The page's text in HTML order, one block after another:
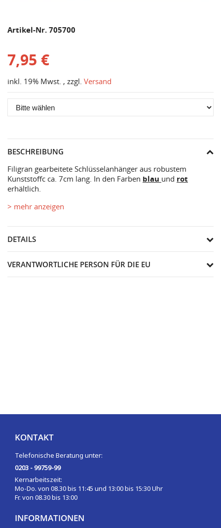
Artikel-Nr. 705700
7,95 €
inkl. 19% Mwst. , zzgl. Versand
BESCHREIBUNG
Filigran gearbeitete Schlüsselanhänger aus robustem
Kunststoffc ca. 7cm lang. In den Farben blau und rot
erhältlich.
> mehr anzeigen
DETAILS
VERANTWORTLICHE PERSON FÜR DIE EU
KONTAKT
Telefonische Beratung unter:
0203 - 99759-99
Kernarbeitszeit:
Mo-Do. von 08.30 bis 11:45 und 13:00 bis 15:30 Uhr
Fr. von 08.30 bis 13:00
INFORMATIONEN